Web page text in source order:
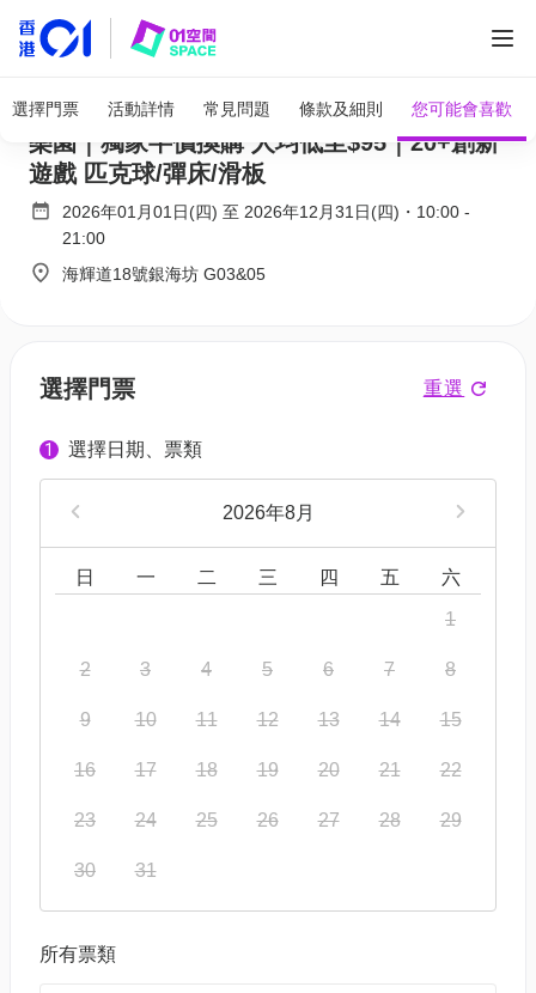
選擇門票 活動詳情 常見問題 條款及細則 您可能會喜歡
Super Sports Park 全港最大5萬呎室內運動
樂園｜獨家半價換購 人均低至$95｜20+創新
遊戲 匹克球/彈床/滑板
2026年01月01日(四) 至 2026年12月31日(四) ・ 10:00 -
21:00
海輝道18號銀海坊 G03&05
選擇門票 重選
1 選擇日期、票類
2026年8月
日 一 二 三 四 五 六
1
2 3 4 5 6 7 8
9 10 11 12 13 14 15
16 17 18 19 20 21 22
23 24 25 26 27 28 29
30 31
所有票類